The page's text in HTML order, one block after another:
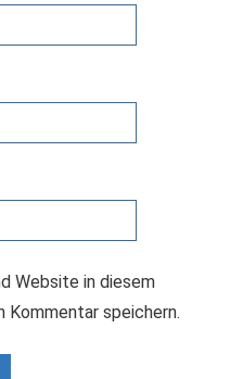
Website in diesem
Kommentar speichern.